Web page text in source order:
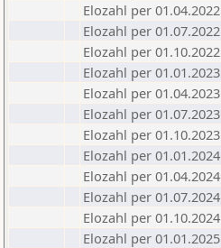
Elozahl per 01.04.2022
Elozahl per 01.07.2022
Elozahl per 01.10.2022
Elozahl per 01.01.2023
Elozahl per 01.04.2023
Elozahl per 01.07.2023
Elozahl per 01.10.2023
Elozahl per 01.01.2024
Elozahl per 01.04.2024
Elozahl per 01.07.2024
Elozahl per 01.10.2024
Elozahl per 01.01.2025